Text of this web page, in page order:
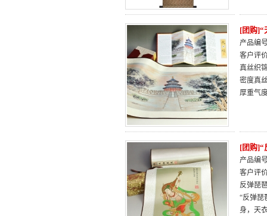
[团购]“
产品编
客户评
真丝织
密度真
厚重气
[团购]“
产品编
客户评
反弹琵
“反弹琵
身，天